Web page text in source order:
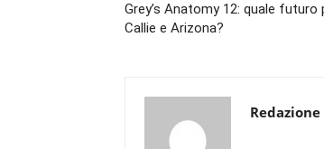
Grey’s Anatomy 12: quale futuro
Callie e Arizona?
Redazione